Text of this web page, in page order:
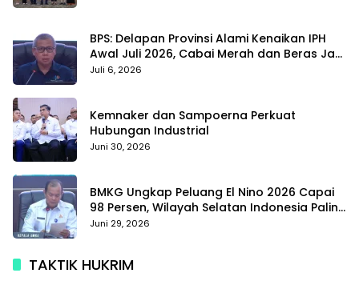
BPS: Delapan Provinsi Alami Kenaikan IPH
Awal Juli 2026, Cabai Merah dan Beras Jadi
Pemicu
Juli 6, 2026
Kemnaker dan Sampoerna Perkuat
Hubungan Industrial
Juni 30, 2026
BMKG Ungkap Peluang El Nino 2026 Capai
98 Persen, Wilayah Selatan Indonesia Paling
Terdampak
Juni 29, 2026
TAKTIK HUKRIM